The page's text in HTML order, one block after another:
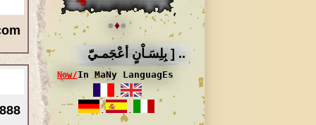
●
♦
●
.. [ بِلِسَـاْنٍ أعْجَمـيّ
Now/In MaNy LanguagEs
.
.